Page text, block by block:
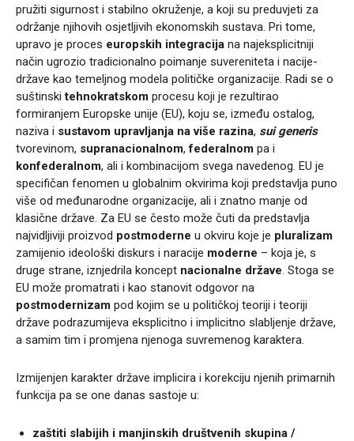
pružiti sigurnost i stabilno okruženje, a koji su preduvjeti za
održanje njihovih osjetljivih ekonomskih sustava. Pri tome,
upravo je proces europskih integracija na najeksplicitniji
način ugrozio tradicionalno poimanje suvereniteta i nacije-
države kao temeljnog modela političke organizacije. Radi se o
suštinskitehnokratskom procesu koji je rezultirao
formiranjem Europske unije (EU), koju se, između ostalog,
naziva i sustavom upravljanja na više razina, sui generis
tvorevinom, supranacionalnom,federalnom pa i
konfederalnom, ali i kombinacijom svega navedenog. EU je
specifičan fenomen u globalnim okvirima koji predstavlja puno
više od međunarodne organizacije, ali i znatno manje od
klasične države. Za EU se često može čuti da predstavlja
najvidljiviji proizvod postmoderne u okviru koje je pluralizam
zamijenio ideološki diskurs i naracije moderne – koja je, s
druge strane, iznjedrila koncept nacionalne države . Stoga se
EU može promatrati i kao stanovit odgovor na
postmodernizam pod kojim se u političkoj teoriji i teoriji
države podrazumijeva eksplicitno i implicitno slabljenje države,
a samim tim i promjena njenoga suvremenog karaktera.
Izmijenjen karakter države implicira i korekciju njenih primarnih
funkcija pa se one danas sastoje u:
zaštiti slabijih i manjinskih društvenih skupina /